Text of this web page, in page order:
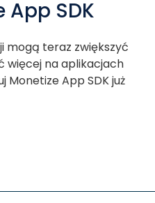
App SDK
mogą teraz zwiększyć
więcej na aplikacjach
App SDK już